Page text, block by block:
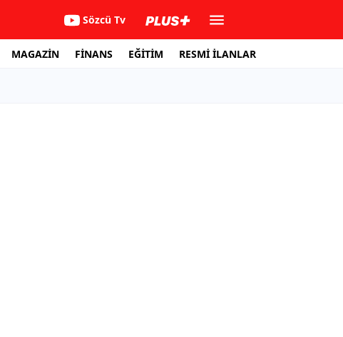
Sözcü Tv
MAGAZİN FİNANS EĞİTİM RESMİ İLANLAR